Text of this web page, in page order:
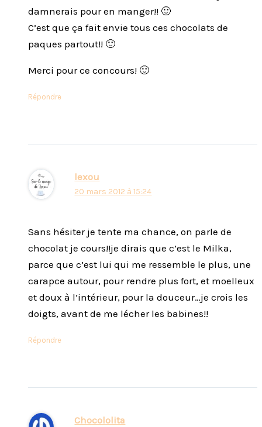
damnerais pour en manger!! 🙂
C’est que ça fait envie tous ces chocolats de
paques partout!! 🙂
Merci pour ce concours! 🙂
Répondre
lexou
20 mars 2012 à 15:24
Sans hésiter je tente ma chance, on parle de
chocolat je cours!!je dirais que c’est le Milka,
parce que c’est lui qui me ressemble le plus, une
carapce autour, pour rendre plus fort, et moelleux
et doux à l’intérieur, pour la douceur…je crois les
doigts, avant de me lécher les babines!!
Répondre
Chocololita